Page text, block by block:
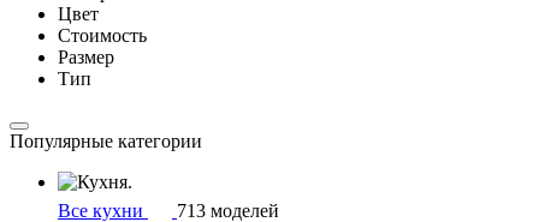
Цвет
Стоимость
Размер
Тип
Популярные категории
Все кухни 713 моделей